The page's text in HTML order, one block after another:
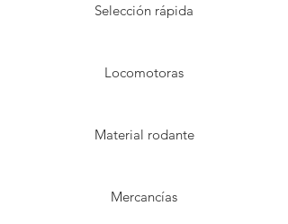
Selección rápida
Locomotoras
Material rodante
Mercancías